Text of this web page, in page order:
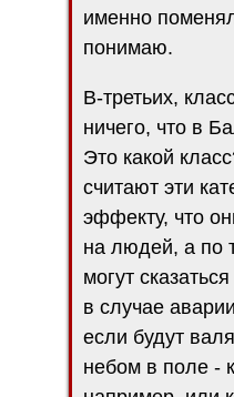
именно
понимаю.
В-третьих,
ничего, что в
Это какой
считают эти
эффекту, что
на людей, а по
могут
в случае
если будут
небом в поле -